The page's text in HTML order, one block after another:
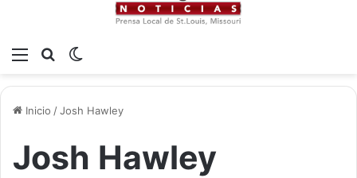
Menú Buscar
Inicio /Josh Hawley
Josh Hawley